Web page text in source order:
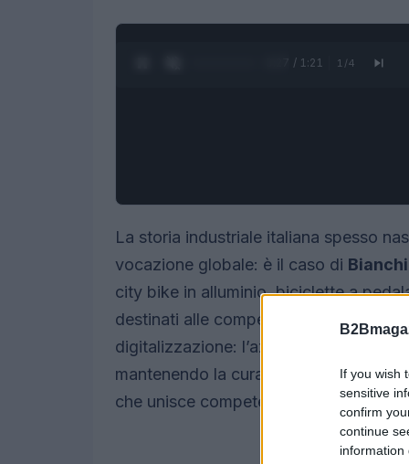
If you wish
sensitive
confirm
continue
information
0:28 / 1:21 1 /4
La storia industriale italiana spesso
vocazione globale: è il caso di
city bike in alluminio, biciclette a
destinati alle competizioni. Oggi
digitalizzazione: l’azienda ha scelto di
mantenendo la cura artigiana nelle
che unisce competenza umana e